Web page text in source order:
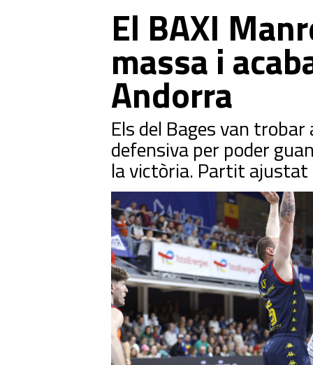
El BAXI
massa i
Andorra
Els del Bages van
defensiva per poder
la victòria. Partit